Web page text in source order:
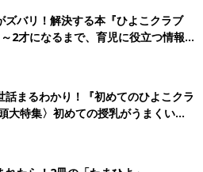
ズバリ！解決する本『ひよこクラブ
2才になるまで、育児に役立つ情報が
話まるわかり！『初めてのひよこクラ
大特集〉初めての授乳がうまくい
ミルクの基本と夏のトラブル 解決テ